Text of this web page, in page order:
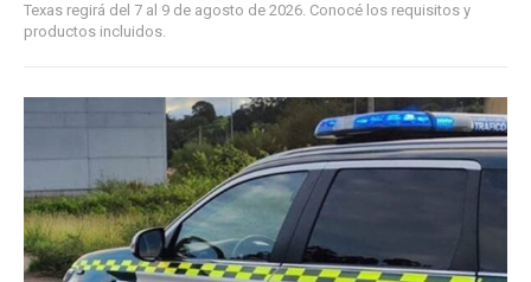
Texas regirá del 7 al 9 de agosto de 2026. Conocé los requisitos y
productos incluidos.